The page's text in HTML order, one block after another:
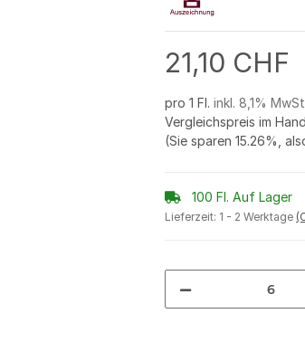
21,10 CHF
pro 1 Fl. inkl. 8,1%
Vergleichspreis im
(Sie sparen 15.26% ,
100 Fl. Auf Lager
Lieferzeit: 1 - 2 Werktage